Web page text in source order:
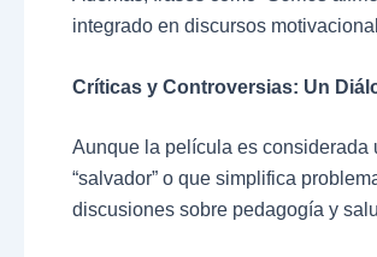
integrado en discursos
Críticas y Controversias: Un
Aunque la película es considerada
“salvador” o que simplifica
discusiones sobre pedagogía y